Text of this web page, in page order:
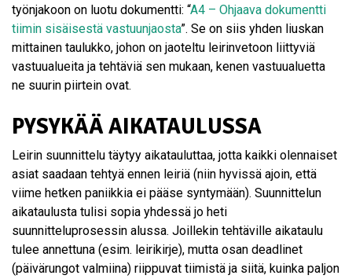
työnjakoon on luotu dokumentti: “A4 – Ohjaava dokumentti
tiimin sisäisestä vastuunjaosta”. Se on siis yhden liuskan
mittainen taulukko, johon on jaoteltu leirinvetoon liittyviä
vastuualueita ja tehtäviä sen mukaan, kenen vastuualuetta
ne suurin piirtein ovat.
PYSYKÄÄ AIKATAULUSSA
Leirin suunnittelu täytyy aikatauluttaa, jotta kaikki olennaiset
asiat saadaan tehtyä ennen leiriä (niin hyvissä ajoin, että
viime hetken paniikkia ei pääse syntymään). Suunnittelun
aikataulusta tulisi sopia yhdessä jo heti
suunnitteluprosessin alussa. Joillekin tehtäville aikataulu
tulee annettuna (esim. leirikirje), mutta osan deadlinet
(päivärungot valmiina) riippuvat tiimistä ja siitä, kuinka paljon